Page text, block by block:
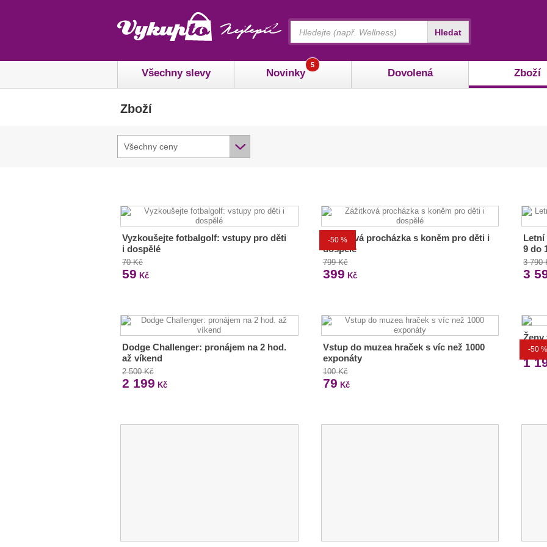
Všechny slevy Novinky
5
Dovolená Zboží
Hledat
Zboží
Všechny ceny
Vyzkoušejte fotbalgolf: vstupy pro děti
i dospělé
70 Kč
59 Kč
-50 %
Zážitková procházka s koněm pro děti i
dospělé
799 Kč
399 Kč
9 do
3 790
3
Dodge Challenger: pronájem na 2 hod.
až víkend
2 500 Kč
2 199 Kč
Vstup do muzea hraček s víc než 1000
exponáty
100 Kč
79 Kč
-50 %
Ženy
2 399
1